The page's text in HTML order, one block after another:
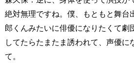
絶対無理ですね。僕、もともと舞台
郎くんみたいに俳優になりたくて劇
してたらたまたま誘われて、声優に
て。